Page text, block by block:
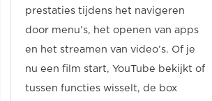
prestaties tijdens het navigeren
door menu’s, het openen van apps
en het streamen van video’s. Of je
nu een film start, YouTube bekijkt of
tussen functies wisselt, de box